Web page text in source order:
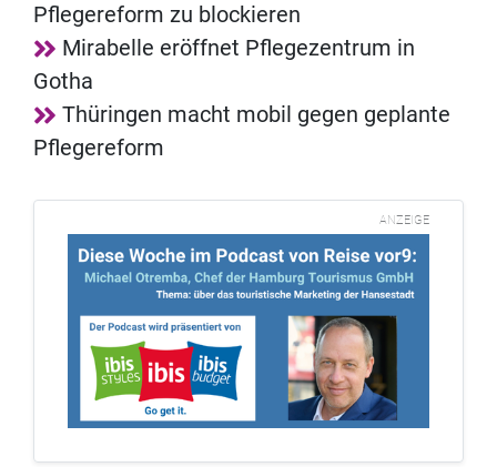
Pflegereform zu blockieren
Mirabelle eröffnet Pflegezentrum in
Gotha
Thüringen macht mobil gegen geplante
Pflegereform
ANZEIGE